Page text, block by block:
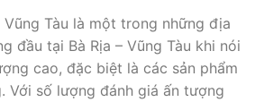
Tàu là một trong những địa
đầu tại Bà Rịa – Vũng Tàu khi nói
cao, đặc biệt là các sản phẩm
Với số lượng đánh giá ấn tượng